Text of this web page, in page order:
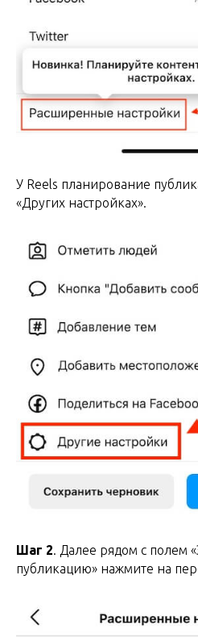
У Reels планирование
«Других настройках».
Шаг 2 . Далее рядом с полем
публикацию» нажмите на